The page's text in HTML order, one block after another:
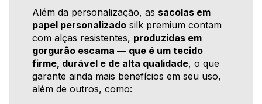
Além da personalização, as sacolas em
papel personalizado silk premium contam
com alças resistentes, produzidas em
gorgurão escama — que é um tecido
firme, durável e de alta qualidade, o que
garante ainda mais benefícios em seu uso,
além de outros, como: